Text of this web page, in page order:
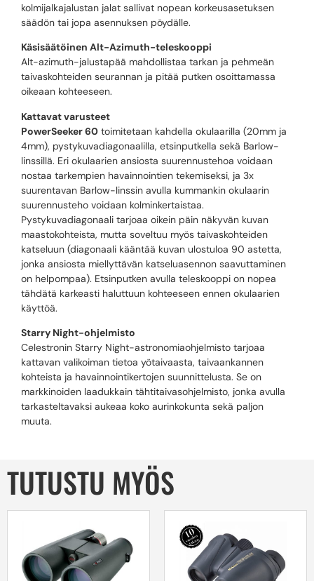
kolmijalkajalustan jalat sallivat nopean korkeusasetuksen
säädön tai jopa asennuksen pöydälle.
Käsisäätöinen Alt-Azimuth-teleskooppi
Alt-azimuth-jalustapää mahdollistaa tarkan ja pehmeän
taivaskohteiden seurannan ja pitää putken osoittamassa
oikeaan kohteeseen.
Kattavat varusteet
PowerSeeker 60 toimitetaan kahdella okulaarilla (20mm ja
4mm), pystykuvadiagonaalilla, etsinputkella sekä Barlow-
linssillä. Eri okulaarien ansiosta suurennustehoa voidaan
nostaa tarkempien havainnointien tekemiseksi, ja 3x
suurentavan Barlow-linssin avulla kummankin okulaarin
suurennusteho voidaan kolminkertaistaa.
Pystykuvadiagonaali tarjoaa oikein päin näkyvän kuvan
maastokohteista, mutta soveltuu myös taivaskohteiden
katseluun (diagonaali kääntää kuvan ulostuloa 90 astetta,
jonka ansiosta miellyttävän katseluasennon saavuttaminen
on helpompaa). Etsinputken avulla teleskooppi on nopea
tähdätä karkeasti haluttuun kohteeseen ennen okulaarien
käyttöä.
Starry Night-ohjelmisto
Celestronin Starry Night-astronomiaohjelmisto tarjoaa
kattavan valikoiman tietoa yötaivaasta, taivaankannen
kohteista ja havainnointikertojen suunnittelusta. Se on
markkinoiden laadukkain tähtitaivasohjelmisto, jonka avulla
tarkasteltavaksi aukeaa koko aurinkokunta sekä paljon
muuta.
TUTUSTU MYÖS